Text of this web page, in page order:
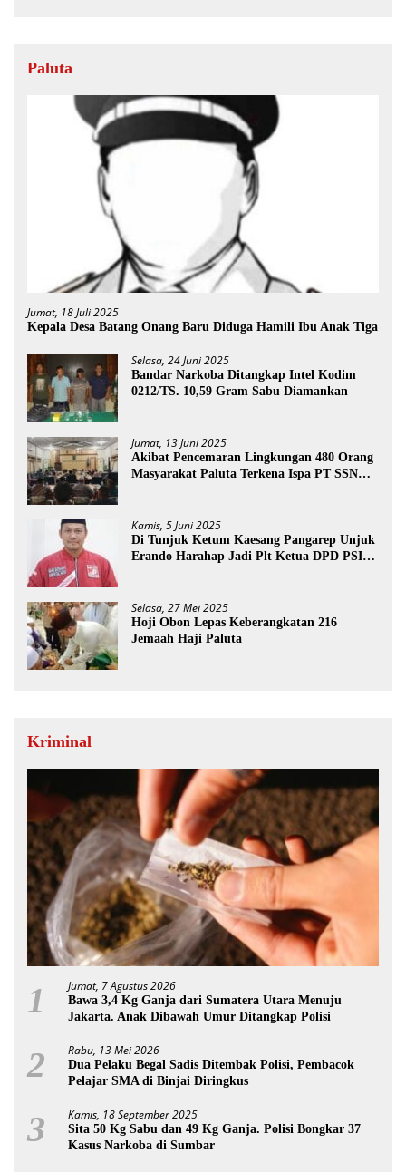
Paluta
Jumat, 18 Juli 2025
Kepala Desa Batang Onang Baru Diduga Hamili Ibu Anak Tiga
Selasa, 24 Juni 2025
Bandar Narkoba Ditangkap Intel Kodim
0212/TS. 10,59 Gram Sabu Diamankan
Jumat, 13 Juni 2025
Akibat Pencemaran Lingkungan 480 Orang
Masyarakat Paluta Terkena Ispa PT SSN
Kamis, 5 Juni 2025
Di Tunjuk Ketum Kaesang Pangarep Unjuk
Erando Harahap Jadi Plt Ketua DPD PSI
Selasa, 27 Mei 2025
Hoji Obon Lepas Keberangkatan 216
Jemaah Haji Paluta
Kriminal
1 Jumat, 7 Agustus 2026
Bawa 3,4 Kg Ganja dari Sumatera Utara Menuju
Jakarta. Anak Dibawah Umur Ditangkap Polisi
2 Rabu, 13 Mei 2026
Dua Pelaku Begal Sadis Ditembak Polisi, Pembacok
Pelajar SMA di Binjai Diringkus
3 Kamis, 18 September 2025
Sita 50 Kg Sabu dan 49 Kg Ganja. Polisi Bongkar 37
Kasus Narkoba di Sumbar